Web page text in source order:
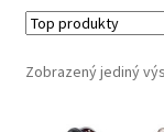
Dôležité
Zobrazený jediný